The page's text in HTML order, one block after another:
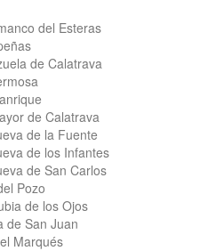
del Esteras
de Calatrava
de Calatrava
de la Fuente
de los Infantes
de San Carlos
Pozo
de los Ojos
de San Juan
Marqués